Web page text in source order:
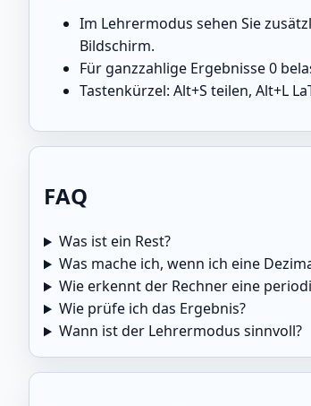
Im Lehrermodus sehen Sie
Bildschirm.
Für ganzzahlige Ergebnisse 0
Tastenkürzel: Alt+S teilen, Alt+L
FAQ
Was ist ein Rest?
Was mache ich, wenn ich eine
Wie erkennt der Rechner eine
Wie prüfe ich das Ergebnis?
Wann ist der Lehrermodus sinnvoll?